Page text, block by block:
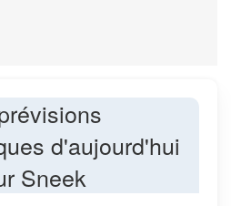
d'aujourd'hui
Sneek